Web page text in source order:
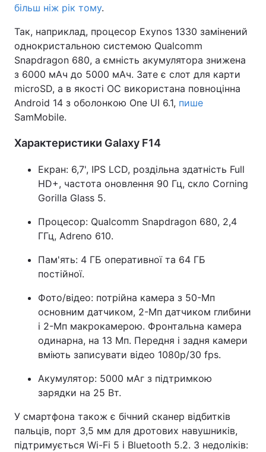
більш ніж рік тому.
Так, наприклад, процесор Exynos 1330 замінений
однокристальною системою Qualcomm
Snapdragon 680, а ємність акумулятора знижена
з 6000 мАч до 5000 мАч. Зате є слот для карти
microSD, а в якості ОС використана повноцінна
Android 14 з оболонкою One UI 6.1, пише
SamMobile.
Характеристики Galaxy F14
Екран: 6,7', IPS LCD, роздільна здатність Full
HD+, частота оновлення 90 Гц, скло Corning
Gorilla Glass 5.
Процесор: Qualcomm Snapdragon 680, 2,4
ГГц, Adreno 610.
Пам'ять: 4 ГБ оперативної та 64 ГБ
постійної.
Фото/відео: потрійна камера з 50-Мп
основним датчиком, 2-Мп датчиком глибини
і 2-Мп макрокамерою. Фронтальна камера
одинарна, на 13 Мп. Передня і задня камери
вміють записувати відео 1080p/30 fps.
Акумулятор: 5000 мАг з підтримкою
зарядки на 25 Вт.
У смартфона також є бічний сканер відбитків
пальців, порт 3,5 мм для дротових навушників,
підтримується Wi-Fi 5 і Bluetooth 5.2. З недоліків: